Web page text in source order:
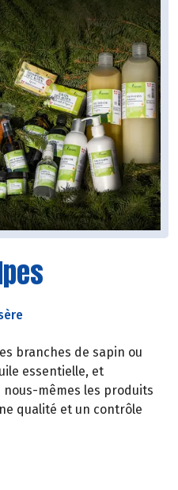
branches de sapin ou
essentielle, et
mêmes les produits
qualité et un contrôle